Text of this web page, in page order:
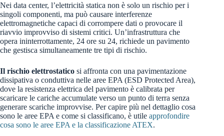
Nei data center, l’elettricità statica non è solo un rischio per i
singoli componenti, ma può causare interferenze
elettromagnetiche capaci di corrompere dati o provocare il
riavvio improvviso di sistemi critici. Un’infrastruttura che
opera ininterrottamente, 24 ore su 24, richiede un pavimento
che gestisca simultaneamente tre tipi di rischio.
Il rischio elettrostatico si affronta con una pavimentazione
dissipativa o conduttiva nelle aree EPA (ESD Protected Area),
dove la resistenza elettrica del pavimento è calibrata per
scaricare le cariche accumulate verso un punto di terra senza
generare scariche improvvise. Per capire più nel dettaglio cosa
sono le aree EPA e come si classificano, è utile approfondire
cosa sono le aree EPA e la classificazione ATEX.